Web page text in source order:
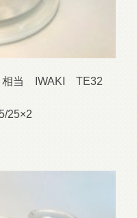
当 IWAKI TE32
25×2